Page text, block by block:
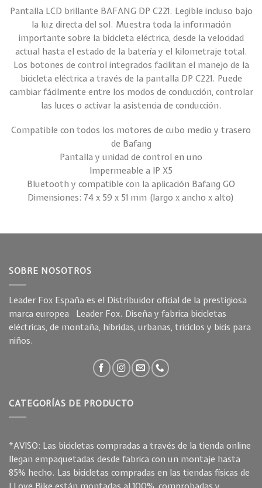
Pantalla LCD brillante BAFANG DP C221. Legible incluso bajo
la luz directa del sol. Muestra toda la información
importante sobre la bicicleta eléctrica, desde la velocidad
actual hasta el estado de la batería y el kilometraje total.
Los botones de control integrados facilitan el manejo de la
bicicleta eléctrica a través de la pantalla DP C221. Puede
cambiar fácilmente entre los modos de conducción, controlar
las luces o activar la asistencia de conducción.
Compatible con todos los motores de cubo medio y trasero
de Bafang
Pantalla y unidad de control en uno
Impermeable a IP X5
Bluetooth y compatible con la aplicación Bafang GO
Dimensiones: 74 x 59 x 51 mm (largo x ancho x alto)
SOBRE NOSOTROS
Leader Fox España es el Distribuidor oficial de la prestigiosa
marca europea Leader Fox. Diseña y fabrica bicicletas
eléctricas, de montaña, híbridas, urbanas, triciclos y bicis para
niños.
CATEGORÍAS DE PRODUCTO
*AVISO: Las bicicletas compradas a través de la tienda online
llegan empaquetadas desde fabrica con un montaje hasta
85% hecho. Las bicicletas compradas en las tiendas físicas de